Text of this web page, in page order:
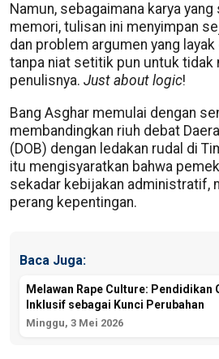
Namun, sebagaimana karya
memori, tulisan ini menyimpan
dan problem argumen yang
tanpa niat setitik pun untuk tidak
penulisnya. Just about logic!
Bang Asghar memulai dengan
membandingkan riuh debat
(DOB) dengan ledakan rudal di
itu mengisyaratkan bahwa
sekadar kebijakan administratif,
perang kepentingan.
Baca Juga:
Melawan Rape Culture: Pendidikan
Inklusif sebagai Kunci Perubahan
Minggu, 3 Mei 2026